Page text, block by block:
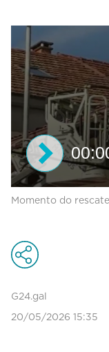
s
o
n
o
f
0
Momento do rescate
G24.gal
20/05/2026 15:35